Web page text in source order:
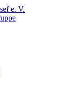
e. V.